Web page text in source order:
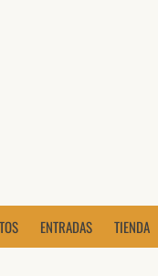
ENTRADAS TIENDA